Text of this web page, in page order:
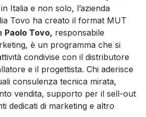
Italia e non solo, l’azienda
Tovo ha creato il format MUT
Paolo Tovo, responsabile
è un programma che si
condivise con il distributore
e il progettista. Chi aderisce
consulenza tecnica mirata,
vendita, supporto per il sell-out
dedicati di marketing e altro